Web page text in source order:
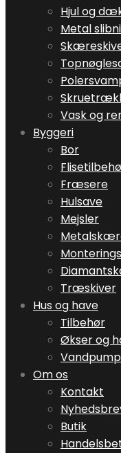
Hjul og
Metal
Vask og
Byggeri
Bor
Fræsere
Hulsave
Mejsler
Træskiver
Hus og have
Tilbehør
Økser og
Om os
Kontakt
Butik